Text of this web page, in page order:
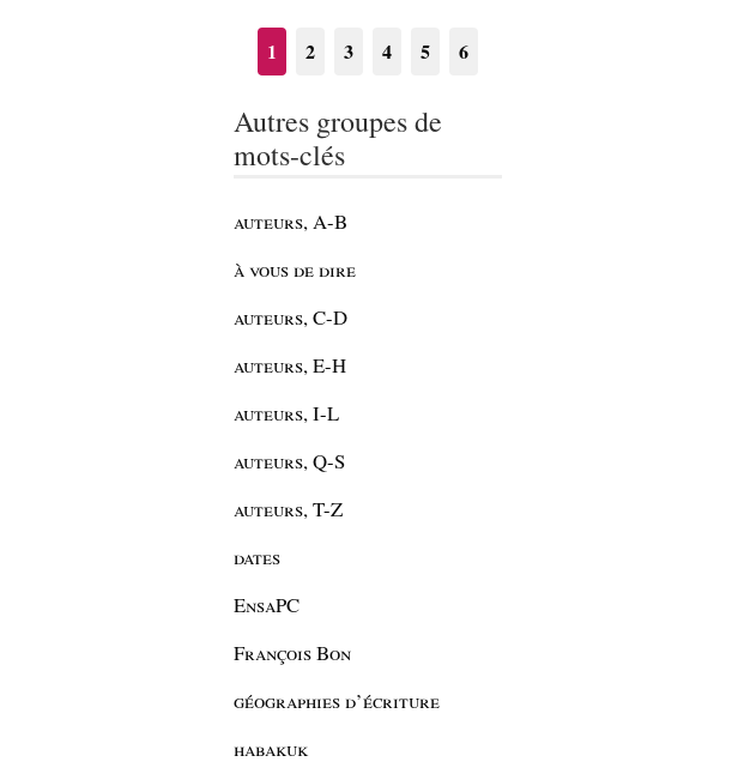
1 2 3 4 5 6
Autres groupes de
mots-clés
auteurs, A-B
à vous de dire
auteurs, C-D
auteurs, E-H
auteurs, I-L
auteurs, Q-S
auteurs, T-Z
dates
EnsaPC
François Bon
géographies d’écriture
habakuk